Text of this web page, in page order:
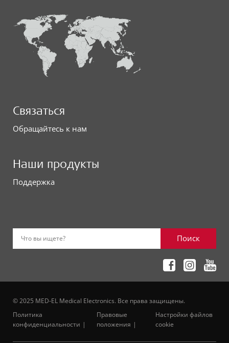
Связаться
Обращайтесь к нам
Наши продукты
Поддержка
Что вы ищете? Поиск
© 2025 MED-EL Medical Electronics. Все права защищены.
Политика
конфиденциальности
Правовые
положения
Настройки файлов
cookie